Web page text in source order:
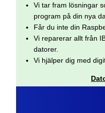
Vi tar fram lösningar
program på din nya
Får du inte din
Vi reparerar allt från
datorer.
Vi hjälper dig med